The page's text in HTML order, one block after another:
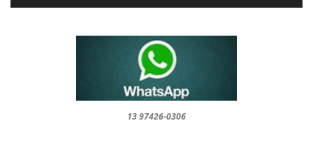
13 97426-0306